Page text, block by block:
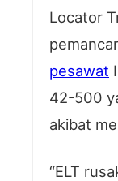
Locator
pesawat
42-500
akibat
“ELT